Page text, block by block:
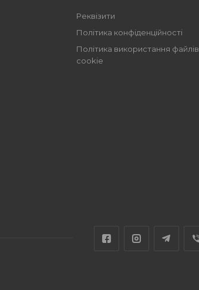
Реквізити
Політика конфіденційності
Політика використання файлів
cookie